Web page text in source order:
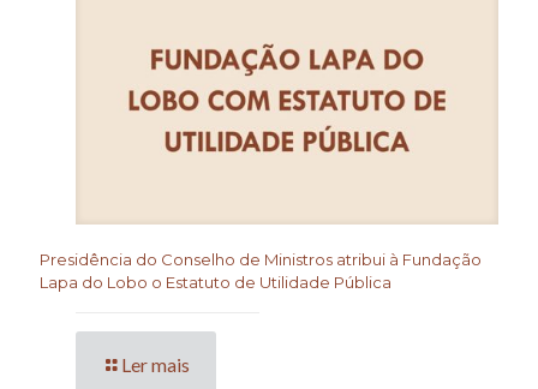
Presidência do Conselho de Ministros atribui à Fundação
Lapa do Lobo o Estatuto de Utilidade Pública
Ler mais